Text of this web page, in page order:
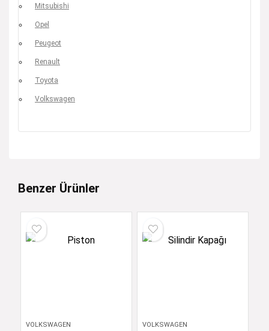
Mitsubishi
Opel
Peugeot
Renault
Toyota
Volkswagen
Benzer Ürünler
VOLKSWAGEN VOLKSWAGEN